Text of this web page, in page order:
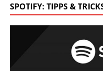
SPOTIFY: TIPPS &